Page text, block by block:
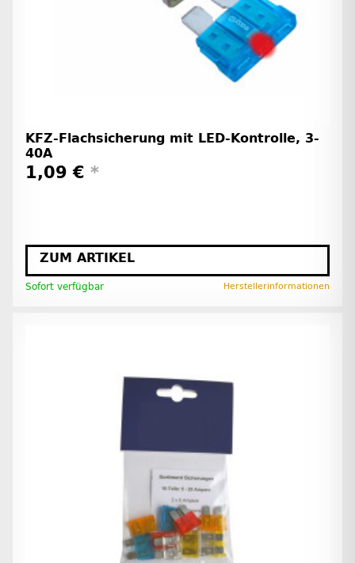
KFZ-Flachsicherung mit LED-Kontrolle, 3-
40A
1,09 € *
ZUM ARTIKEL
Sofort verfügbar Herstellerinformationen